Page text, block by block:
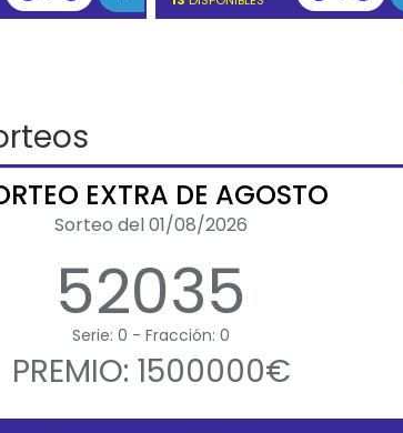
EXTRA DE AGOSTO
Sorteo del 01/08/2026
52035
Serie: 0 - Fracción: 0
PREMIO: 1500000€